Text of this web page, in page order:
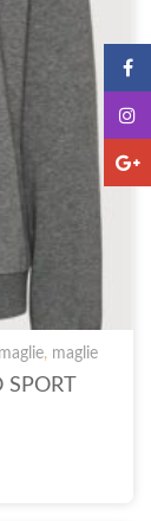
maglie, maglie
SPORT